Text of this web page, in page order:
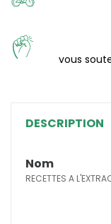
vous
DESCRIPTION
Nom
RECETTES A